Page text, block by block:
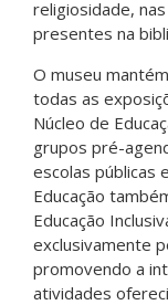
religiosidade,
presentes na
O museu
todas as
Núcleo de
grupos pré-
escolas públicas
Educação
Educação
exclusivamente
promovendo a
atividades